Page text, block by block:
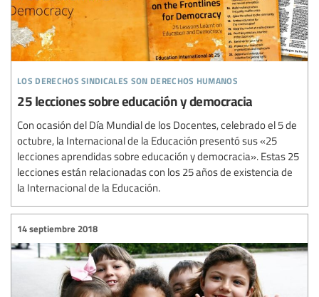
los derechos sindicales son derechos humanos
25 lecciones sobre educación y democracia
Con ocasión del Día Mundial de los Docentes, celebrado el 5 de
octubre, la Internacional de la Educación presentó sus «25
lecciones aprendidas sobre educación y democracia». Estas 25
lecciones están relacionadas con los 25 años de existencia de
la Internacional de la Educación.
14 septiembre 2018